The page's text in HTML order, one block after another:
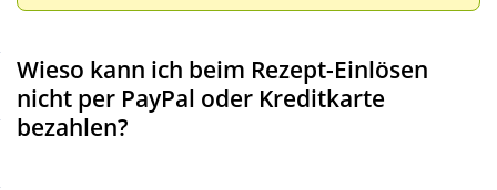
Aktuelle Coupons
Gratis dazu
Arzneimittel
Bio & Genuss
Wieso kann ich beim Rezept-Einlösen
nicht per PayPal oder Kreditkarte
bezahlen?